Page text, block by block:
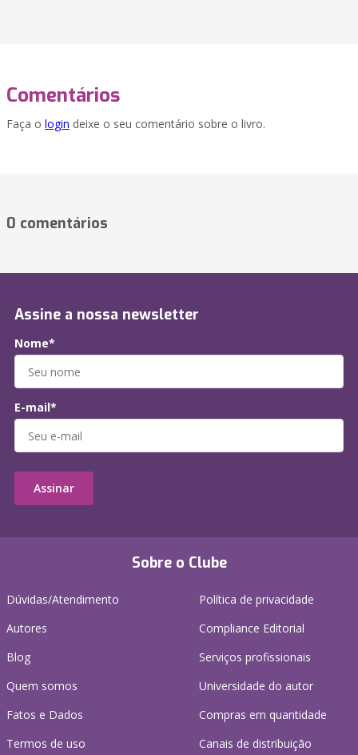
Comentários
Faça o login deixe o seu comentário sobre o livro.
0 comentários
Sobre o Clube
Dúvidas/Atendimento
Autores
Blog
Quem somos
Fatos e Dados
Termos de uso
Política de privacidade
Compliance Editorial
Serviços profissionais
Universidade do autor
Compras em quantidade
Canais de distribuição
Assine a nossa newsletter
Nome*
E-mail*
Assinar